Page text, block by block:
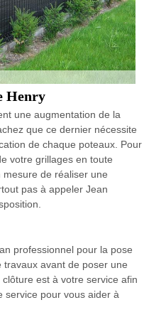
Henry
une augmentation de la
que ce dernier nécessite
de chaque poteaux. Pour
votre grillages en toute
de réaliser une
pas à appeler Jean
professionnel pour la pose
avant de poser une
est à votre service afin
service pour vous aider à